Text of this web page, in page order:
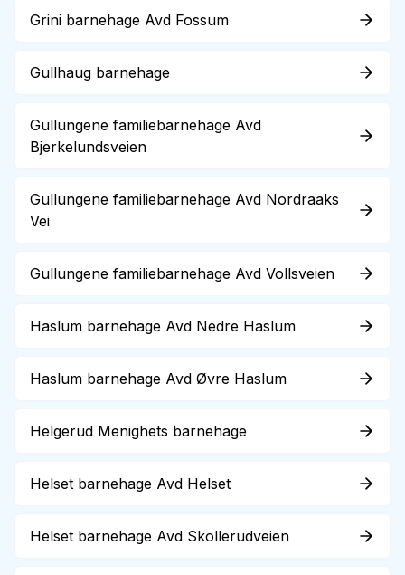
Grini barnehage Avd Fossum
Gullhaug barnehage
Gullungene familiebarnehage Avd
Bjerkelundsveien
Gullungene familiebarnehage Avd Nordraaks
Vei
Gullungene familiebarnehage Avd Vollsveien
Haslum barnehage Avd Nedre Haslum
Haslum barnehage Avd Øvre Haslum
Helgerud Menighets barnehage
Helset barnehage Avd Helset
Helset barnehage Avd Skollerudveien